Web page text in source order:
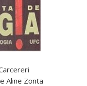
Aline Zonta